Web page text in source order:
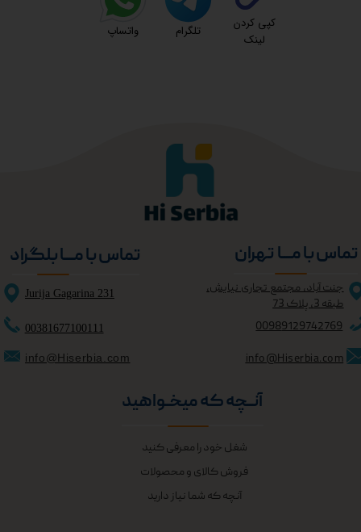
کپی کردن
لینک
تلگرام واتساپ
شغل خود را معرفی کنید
فروش کالای و محصولات
آنچه که شما نیاز دارید
آنــچه که میخــواهید
تماس با مــــا تهران
جنت آباد، مجتمع تجاری نیایش،
طبقه 3، پلاک 73
00989129742769
info@Hiserbia.com
تماس با مــــا بلگراد
Jurija Gagarina 231
info@Hiserbia.com
00381677100111